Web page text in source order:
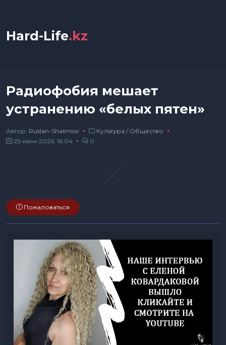
Hard-Life.kz
Радиофобия мешает
устранению «белых пятен»
Автор: Ruslan-Shalimov Культура / Общество
25-июн-2026, 16:04
0
Пожаловаться